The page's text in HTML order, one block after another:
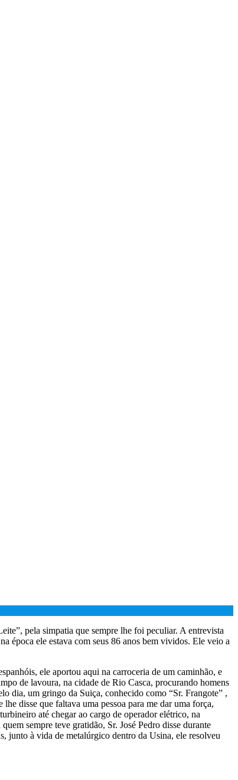
pela simpatia que sempre lhe foi peculiar. A entrevista
época ele estava com seus 86 anos bem vividos. Ele veio a
ele aportou aqui na carroceria de um caminhão, e
de lavoura, na cidade de Rio Casca, procurando homens
dia, um gringo da Suiça, conhecido como “Sr. Frangote” ,
disse que faltava uma pessoa para me dar uma força,
até chegar ao cargo de operador elétrico, na
sempre teve gratidão, Sr. José Pedro disse durante
junto à vida de metalúrgico dentro da Usina, ele resolveu